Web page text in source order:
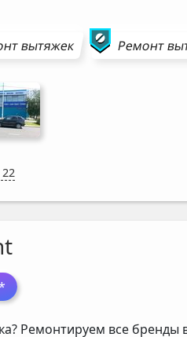
вытяжек Ремонт
Ремонтируем все бренды